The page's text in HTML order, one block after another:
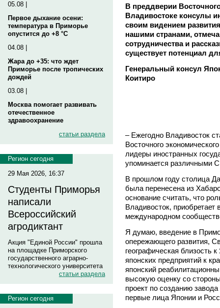
05.08 |
Первое дыхание осени:
температура в Приморье
опустится до +8 °C
04.08 |
Жара до +35: что ждет
Приморье после тропических
дождей
03.08 |
Москва помогает развивать
отечественное
здравоохранение
статьи раздела
Регион сегодня
29 Мая 2026, 16:37
Студенты Приморья
написали
Всероссийский
агродиктант
Акция "Единой России" прошла
на площадке Приморского
государственного аграрно-
технологического университета
статьи раздела
Регион сегодня
В преддверии
Владивостоке консулы
своим видением
нашими странами,
сотрудничества и
существует потенциал
Генеральный консул
Коитиро
– Ежегодно Владивосток
Восточного
лидеры иностранных
упоминается различными
В прошлом году столица
была перенесена из
основание считать, что
Владивосток,
международном
Я думаю, введение в
опережающего развития,
географическая близость
японских предприятий к
японский
высокую оценку со
проект по созданию
первые лица Японии и